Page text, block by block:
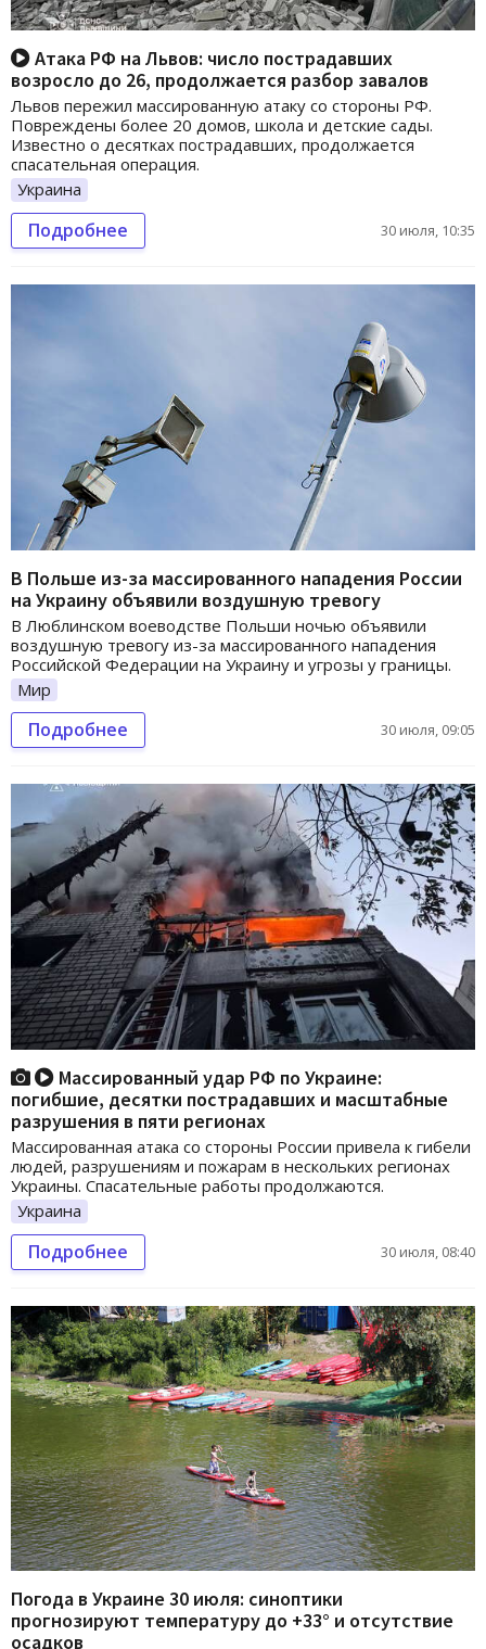
Атака РФ на Львов: число пострадавших
возросло до 26, продолжается разбор завалов
Львов пережил массированную атаку со стороны РФ.
Повреждены более 20 домов, школа и детские сады.
Известно о десятках пострадавших, продолжается
спасательная операция.
Украина
Подробнее 30 июля, 10:35
В Польше из-за массированного нападения России
на Украину объявили воздушную тревогу
В Люблинском воеводстве Польши ночью объявили
воздушную тревогу из-за массированного нападения
Российской Федерации на Украину и угрозы у границы.
Мир
Подробнее 30 июля, 09:05
Массированный удар РФ по Украине:
погибшие, десятки пострадавших и масштабные
разрушения в пяти регионах
Массированная атака со стороны России привела к гибели
людей, разрушениям и пожарам в нескольких регионах
Украины. Спасательные работы продолжаются.
Украина
Подробнее 30 июля, 08:40
Погода в Украине 30 июля: синоптики
прогнозируют температуру до +33° и отсутствие
осадков